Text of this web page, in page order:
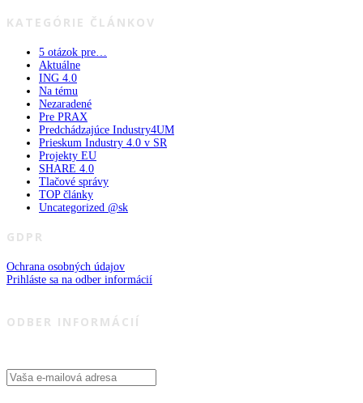
KATEGÓRIE ČLÁNKOV
5 otázok pre…
Aktuálne
ING 4.0
Na tému
Nezaradené
Pre PRAX
Predchádzajúce Industry4UM
Prieskum Industry 4.0 v SR
Projekty EU
SHARE 4.0
Tlačové správy
TOP články
Uncategorized @sk
GDPR
Ochrana osobných údajov
Prihláste sa na odber informácií
ODBER INFORMÁCIÍ